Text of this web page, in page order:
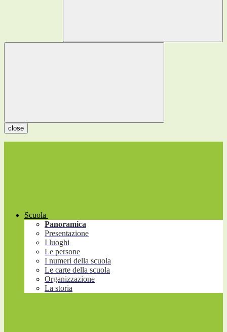
close
Scuola
Panoramica
Presentazione
I luoghi
Le persone
I numeri della scuola
Le carte della scuola
Organizzazione
La storia